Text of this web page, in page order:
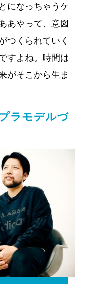
になっちゃうケ
あやって、意図
つくられていく
すよね。時間は
がそこから生ま
ラモデルづ